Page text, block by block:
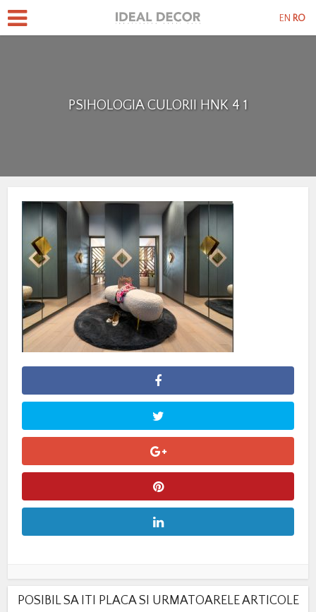
PSIHOLOGIA CULORII HNK 4 1
POSIBIL SA ITI PLACA SI URMATOARELE ARTICOLE
EN RO